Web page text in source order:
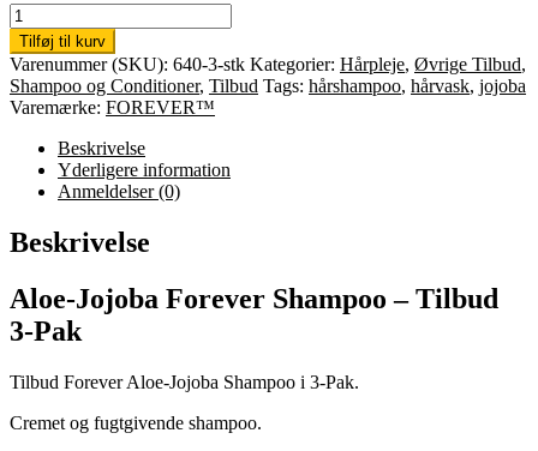
3
x
Aloe-
Jojoba
Shampoo
antal
Tilføj til kurv
Varenummer (SKU): 640-3-stk Kategorier: Hårpleje, Øvrige Tilbud,
Shampoo og Conditioner, Tilbud Tags: hårshampoo, hårvask, jojoba
Varemærke: FOREVER™
Beskrivelse
Yderligere information
Anmeldelser (0)
Beskrivelse
Aloe-Jojoba Forever Shampoo – Tilbud
3-Pak
Tilbud Forever Aloe-Jojoba Shampoo i 3-Pak.
Cremet og fugtgivende shampoo.